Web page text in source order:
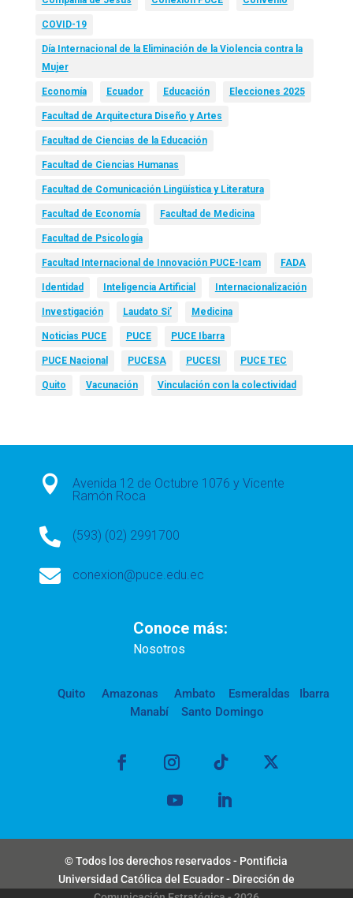
COVID-19
Día Internacional de la Eliminación de la Violencia contra la
Mujer
Economía Ecuador Educación Elecciones 2025
Facultad de Arquitectura Diseño y Artes
Facultad de Ciencias de la Educación
Facultad de Ciencias Humanas
Facultad de Comunicación Lingüística y Literatura
Facultad de Economía Facultad de Medicina
Facultad de Psicología
Facultad Internacional de Innovación PUCE-Icam FADA
Identidad Inteligencia Artificial Internacionalización
Investigación Laudato Si’ Medicina
Noticias PUCE PUCE PUCE Ibarra
PUCE Nacional PUCESA PUCESI PUCE TEC
Quito Vacunación Vinculación con la colectividad

Avenida 12 de Octubre 1076 y Vicente
Ramón Roca
 (593) (02) 2991700
 conexion@puce.edu.ec
Conoce más:
Nosotros
Quito Amazonas Ambato Esmeraldas
Ibarra
Manabí
Santo Domingo
© Todos los derechos reservados - Pontificia
Universidad Católica del Ecuador - Dirección de